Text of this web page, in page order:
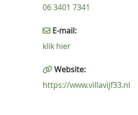
06 3401 7341
E-mail:
klik hier
Website:
https://www.villavijf33.nl